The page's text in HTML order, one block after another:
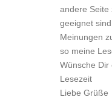
andere Seite
geeignet
Meinungen
so meine
Wünsche Dir
Lesezeit
Liebe Grüße